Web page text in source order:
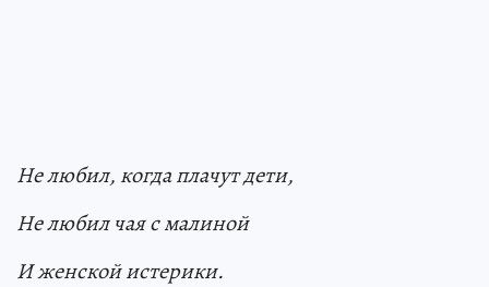
Не любил, когда плачут дети,
Не любил чая с малиной
И женской истерики.